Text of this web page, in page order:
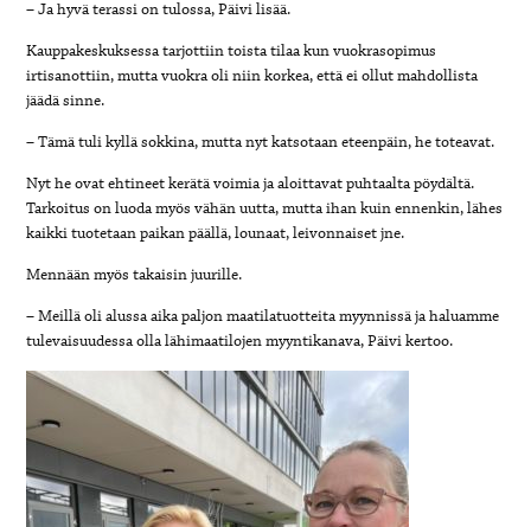
– Ja hyvä terassi on tulossa, Päivi lisää.
Kauppakeskuksessa tarjottiin toista tilaa kun vuokrasopimus
irtisanottiin, mutta vuokra oli niin korkea, että ei ollut mahdollista
jäädä sinne.
– Tämä tuli kyllä sokkina, mutta nyt katsotaan eteenpäin, he toteavat.
Nyt he ovat ehtineet kerätä voimia ja aloittavat puhtaalta pöydältä.
Tarkoitus on luoda myös vähän uutta, mutta ihan kuin ennenkin, lähes
kaikki tuotetaan paikan päällä, lounaat, leivonnaiset jne.
Mennään myös takaisin juurille.
– Meillä oli alussa aika paljon maatilatuotteita myynnissä ja haluamme
tulevaisuudessa olla lähimaatilojen myyntikanava, Päivi kertoo.